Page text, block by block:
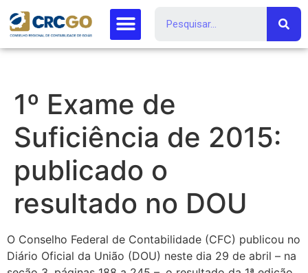
1º Exame de
Suficiência de 2015:
publicado o
resultado no DOU
O Conselho Federal de Contabilidade (CFC) publicou no
Diário Oficial da União (DOU) neste dia 29 de abril – na